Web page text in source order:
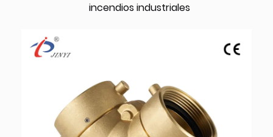
incendios industriales